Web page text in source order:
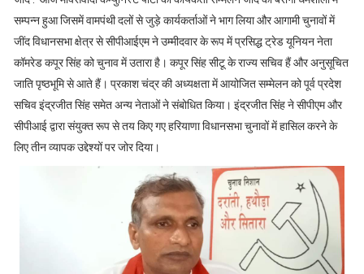
सम्पन्न हुआ जिसमें वामपंथी दलों से जुड़े कार्यकर्ताओं ने भाग लिया और आगामी चुनावों में
जींद विधानसभा क्षेत्र से सीपीआईएम ने उम्मीदवार के रूप में प्रसिद्ध ट्रेड यूनियन नेता
कॉमरेड कपूर सिंह को चुनाव में उतारा है। कपूर सिंह सीटू के राज्य सचिव हैं और अनुसूचित
जाति पृष्ठभूमि से आते हैं। प्रकाश चंद्र की अध्यक्षता में आयोजित सम्मेलन को पूर्व प्रदेश
सचिव इंद्रजीत सिंह समेत अन्य नेताओं ने संबोधित किया। इंद्रजीत सिंह ने सीपीएम और
सीपीआई द्वारा संयुक्त रूप से तय किए गए हरियाणा विधानसभा चुनावों में हासिल करने के
लिए तीन व्यापक उद्देश्यों पर जोर दिया।